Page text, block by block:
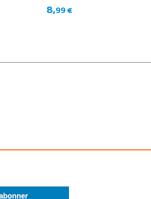
8,99 €